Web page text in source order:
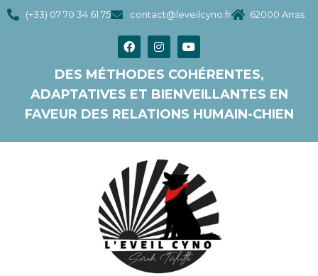
(+33) 07 70 34 61 75 contact@leveilcyno.fr 62000 Arras
DES MÉTHODES COHÉRENTES,
ADAPTATIVES ET BIENVEILLANTES EN
FAVEUR DES RELATIONS HUMAIN-CHIEN